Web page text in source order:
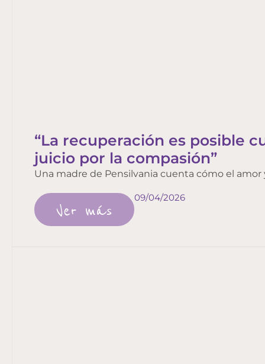
“La recuperación es posible
juicio por la compasión”
Una madre de Pensilvania cuenta cómo el amor
Ver más
09/04/2026